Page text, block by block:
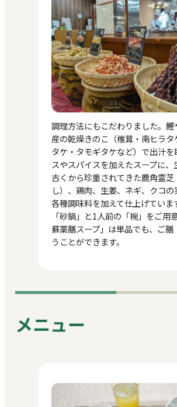
調理方法にもこだわりました。
産の乾燥きのこ（椎茸・南ヒラ
タケ・タモギタケなど）で出汁
スやスパイスを加えたスープに
古くから珍重されてきた鹿角霊
し）、鶏肉、生姜、ネギ、クコ
各種調味料を加えて仕上げていま
「砂鍋」と1人前の「椀」をご用
蘇薬膳スープ」は単品でも、ご
うことができます。
メニュー